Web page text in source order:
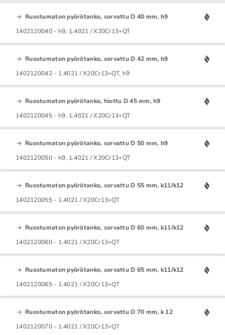
Ruostumaton pyörötanko, sorvattu D 40 mm, h9
1402120040 - h9, 1.4021 / X20Cr13+QT
Ruostumaton pyörötanko, sorvattu D 42 mm, h9
1402120042 - 1.4021 / X20Cr13+QT, h9
Ruostumaton pyörötanko, hiottu D 45 mm, h9
1402120045 - h9, 1.4021 / X20Cr13+QT
Ruostumaton pyörötanko, sorvattu D 50 mm, h9
1402120050 - h9, 1.4021 / X20Cr13+QT
Ruostumaton pyörötanko, sorvattu D 55 mm, k11/k12
1402120055 - 1.4021 / X20Cr13+QT
Ruostumaton pyörötanko, sorvattu D 60 mm, k11/k12
1402120060 - 1.4021 / X20Cr13+QT
Ruostumaton pyörötanko, sorvattu D 65 mm, k11/k12
1402120065 - 1.4021 / X20Cr13+QT
Ruostumaton pyörötanko, sorvattu D 70 mm, k 12
1402120070 - 1.4021 / X20Cr13+QT